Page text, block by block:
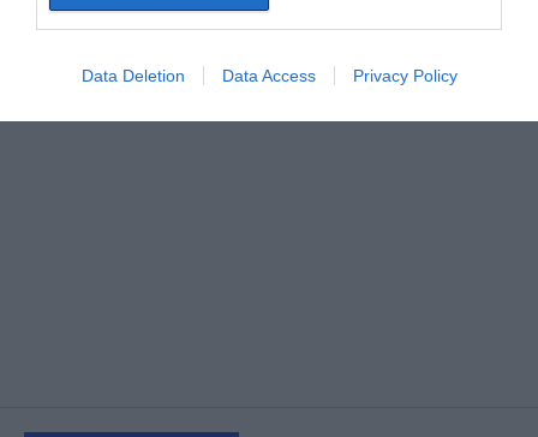
Data Deletion Data Access Privacy Policy